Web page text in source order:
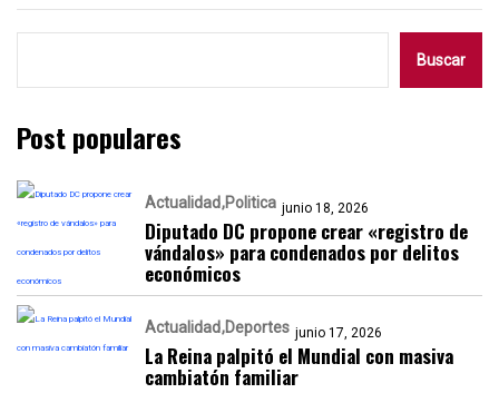
Buscar
Post populares
Actualidad Politica junio 18, 2026
Diputado DC propone crear «registro de
vándalos» para condenados por delitos
económicos
Actualidad Deportes junio 17, 2026
La Reina palpitó el Mundial con masiva
cambiatón familiar